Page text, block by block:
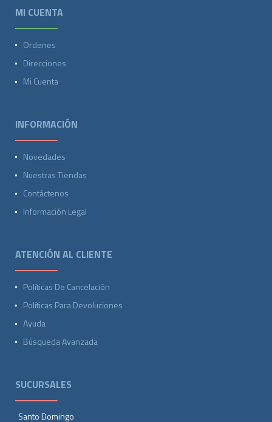
MI CUENTA
Ordenes
Direcciones
Mi Cuenta
INFORMACIÓN
Novedades
Nuestras Tiendas
Contáctenos
Información Legal
ATENCIÓN AL CLIENTE
Políticas De Cancelación
Políticas Para Devoluciones
Ayuda
Búsqueda Avanzada
SUCURSALES
Santo Domingo